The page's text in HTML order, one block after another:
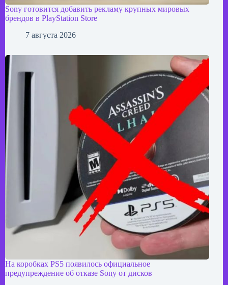
Sony готовится добавить рекламу крупных мировых
брендов в PlayStation Store
7 августа 2026
На коробках PS5 появилось официальное
предупреждение об отказе Sony от дисков